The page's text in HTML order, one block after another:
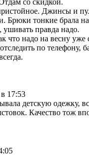
со скидкой.
Джинсы и
Брюки тонкие брала
ушивать правда надо.
что надо на весну уже
по телефону,
17:53
детскую одежку,
Качество тож